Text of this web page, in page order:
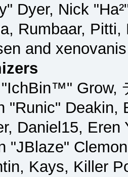
Dyer, Nick
Rumbaar,
and xenovanis
Grow,
"Runic" Deakin,
Daniel15,
"JBlaze"
Kays, Killer